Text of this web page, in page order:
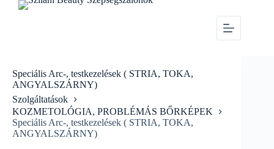
Speciális Arc-, testkezelések ( STRIA, TOKA,
ANGYALSZÁRNY)
Szolgáltatások
KOZMETOLÓGIA, PROBLÉMÁS BŐRKÉPEK
Speciális Arc-, testkezelések ( STRIA, TOKA,
ANGYALSZÁRNY)